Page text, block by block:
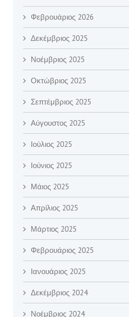
Φεβρουάριος 2026
Δεκέμβριος 2025
Νοέμβριος 2025
Οκτώβριος 2025
Σεπτέμβριος 2025
Αύγουστος 2025
Ιούλιος 2025
Ιούνιος 2025
Μάιος 2025
Απρίλιος 2025
Μάρτιος 2025
Φεβρουάριος 2025
Ιανουάριος 2025
Δεκέμβριος 2024
Νοέμβριος 2024